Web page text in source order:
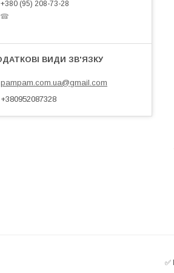
+380 (95) 208-73-28
☎
pampam.com.ua@gmail.com
+380952087328